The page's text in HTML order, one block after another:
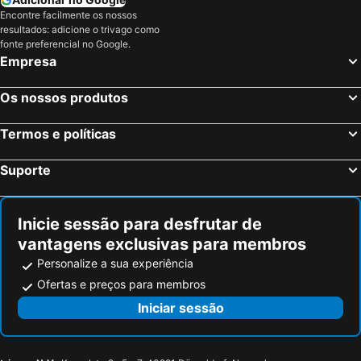
Abu Tig Marina
Al Ahyaa
Saint Catherine's Monastery
Mont Sinai
Ein Khudra Oasis
St. Catherine International Airport
Encontre facilmente os nossos
resultados: adicione o trivago como
fonte preferencial no Google.
Empresa
Os nossos produtos
Termos e políticas
Suporte
Inicie sessão para desfrutar de
vantagens exclusivas para membros
Personalize a sua experiência
Ofertas e preços para membros
Iniciar sessão